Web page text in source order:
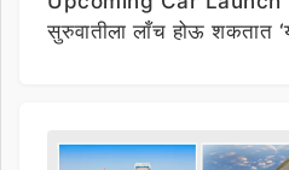
सुरुवातीला लाँच होऊ शकतात